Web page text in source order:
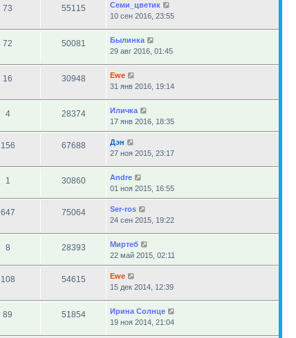
73 55115
Семи_цветик
10 сен 2016, 23:55
72 50081
Былинка
29 авг 2016, 01:45
16 30948
Ewe
31 янв 2016, 19:14
4 28374
Иличка
17 янв 2016, 18:35
156 67688
Дэн
27 ноя 2015, 23:17
1 30860
Andre
01 ноя 2015, 16:55
647 75064
Ser-ros
24 сен 2015, 19:22
8 28393
Миртеб
22 май 2015, 02:11
108 54615
Ewe
15 дек 2014, 12:39
89 51854
Ирина Солнце
19 ноя 2014, 21:04